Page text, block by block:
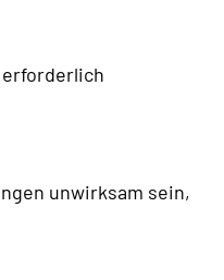
unwirksam sein,